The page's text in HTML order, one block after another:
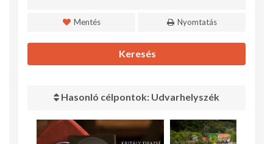
Mentés Nyomtatás
Keresés
Hasonló célpontok: Udvarhelyszék